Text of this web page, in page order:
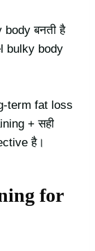
बनती है
bulky body
term fat loss
+ सही
है।
for